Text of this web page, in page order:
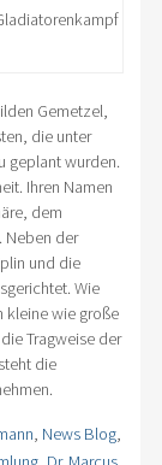
Gemetzel,
die unter
geplant wurden.
Ihren Namen
dem
Neben der
und die
Wie
kleine wie große
Tragweise der
die
, News Blog,